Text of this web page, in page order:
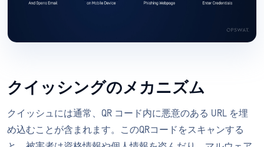
クイッシングのメカニズム
クイッシュには通常、QR コード内に悪意のある URL を埋
め込むことが含まれます。このQRコードをスキャンする